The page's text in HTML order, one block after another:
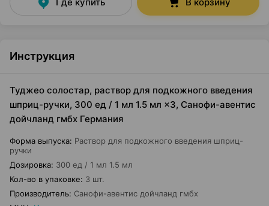
Инструкция
Туджео солостар, раствор для подкожного введения
шприц-ручки, 300 ед / 1 мл 1.5 мл ×3, Санофи-авентис
дойчланд гмбх Германия
Форма выпуска: Раствор для подкожного введения шприц-
ручки
Дозировка: 300 ед / 1 мл 1.5 мл
Кол-во в упаковке: 3 шт.
Производитель: Санофи-авентис дойчланд гмбх